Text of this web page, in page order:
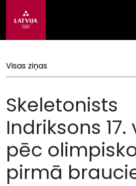
Visas ziņas
Skeletonists
Indriksons 17.
pēc
pirmā